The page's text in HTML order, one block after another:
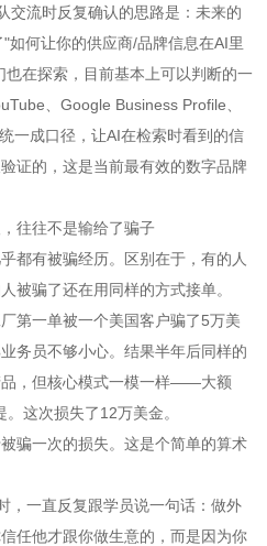
交流时反复确认的思路是：未来的
如何让你的供应商/品牌信息在AI里
在探索，目前基本上可以判断的一
、Google Business Profile、
一成口径，让AI在检索时看到的信
证的，这是当前最有效的数字品牌
往往不是输给了骗子
都有被骗经历。区别在于，有的人
被骗了还在用同样的方式接单。
第一单被一个美国客户骗了5万美
务员不够小心。结果半年后同样的
，但核心模式一模一样——大额
这次损失了12万美金。
骗一次的损失。这是个简单的算术
，一直反复跟学员说一句话：做外
任他才跟你做生意的，而是因为你